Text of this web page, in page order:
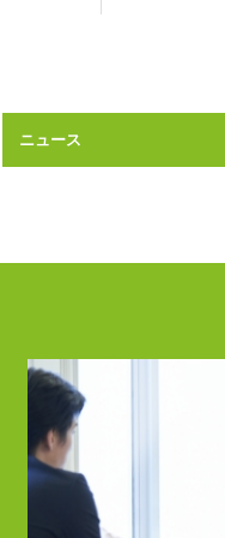
ニュース